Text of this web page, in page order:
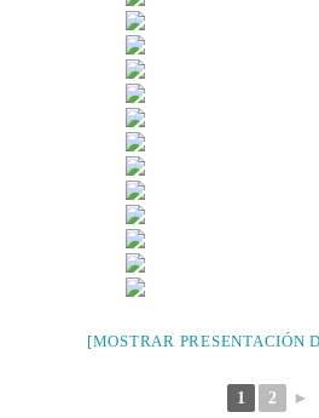
[MOSTRAR PRESENTACIÓN
1 2 ►